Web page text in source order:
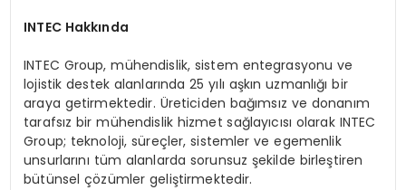
INTEC Hakkında
INTEC Group, mühendislik, sistem entegrasyonu ve
lojistik destek alanlarında 25 yılı aşkın uzmanlığı bir
araya getirmektedir. Üreticiden bağımsız ve donanım
tarafsız bir mühendislik hizmet sağlayıcısı olarak INTEC
Group; teknoloji, süreçler, sistemler ve egemenlik
unsurlarını tüm alanlarda sorunsuz şekilde birleştiren
bütünsel çözümler geliştirmektedir.